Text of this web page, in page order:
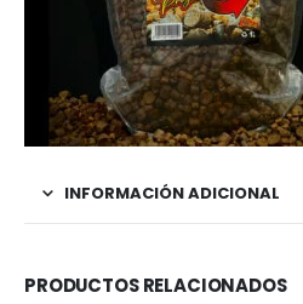
INFORMACIÓN ADICIONAL
PRODUCTOS RELACIONADOS